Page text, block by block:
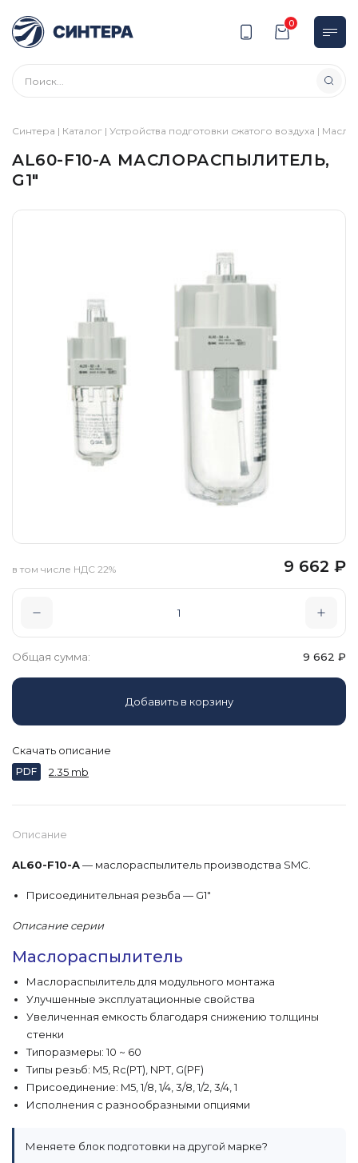
0
Синтера | Каталог | Устройства подготовки сжатого воздуха |
AL60-F10-A МАСЛОРАСПЫЛИТЕЛЬ,
G1″
Описание
AL60-F10-A— маслораспылитель производства SMC.
Присоединительная резьба — G1"
Описание серии
Маслораспылитель
Маслораспылитель для модульного монтажа
Улучшенные эксплуатационные свойства
Увеличенная емкость благодаря снижению толщины
стенки
Типоразмеры: 10 ~ 60
Типы резьб: M5, Rc(PT), NPT, G(PF)
Присоединение: M5, 1/8, 1/4, 3/8, 1/2, 3/4, 1
Исполнения с разнообразными опциями
Меняете блок подготовки на другой марке?
9 662 ₽
в том числе НДС 22%
Общая сумма: 9 662 ₽
Добавить в корзину
Скачать описание
PDF 2.35 mb